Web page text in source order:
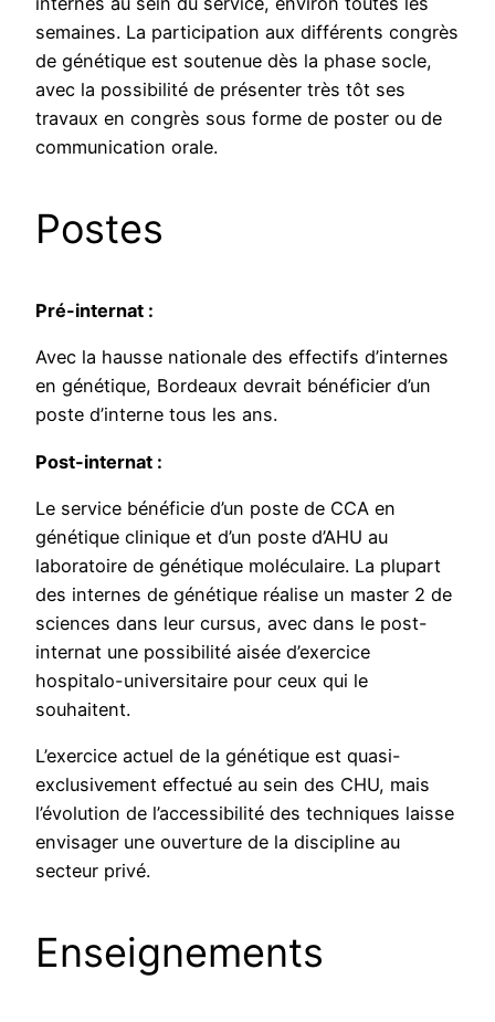
semaines. La participation aux différents congrès
de génétique est soutenue dès la phase socle,
avec la possibilité de présenter très tôt ses
travaux en congrès sous forme de poster ou de
communication orale.
Postes
Pré-internat :
Avec la hausse nationale des effectifs d’internes
en génétique, Bordeaux devrait bénéficier d’un
poste d’interne tous les ans.
Post-internat :
Le service bénéficie d’un poste de CCA en
génétique clinique et d’un poste d’AHU au
laboratoire de génétique moléculaire. La plupart
des internes de génétique réalise un master 2 de
sciences dans leur cursus, avec dans le post-
internat une possibilité aisée d’exercice
hospitalo-universitaire pour ceux qui le
souhaitent.
L’exercice actuel de la génétique est quasi-
exclusivement effectué au sein des CHU, mais
l’évolution de l’accessibilité des techniques laisse
envisager une ouverture de la discipline au
secteur privé.
Enseignements